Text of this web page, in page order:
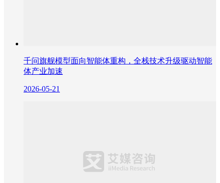
千问旗舰模型面向智能体重构，全栈技术升级驱动智能
体产业加速
2026-05-21